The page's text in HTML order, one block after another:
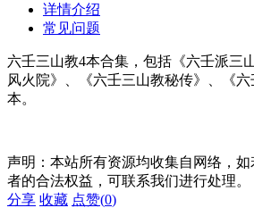
详情介绍
常见问题
六壬三山教4本合集，包括《六壬派三
风火院》、《六壬三山教秘传》、《
本。
声明：本站所有资源均收集自网络，
者的合法权益，可联系我们进行处理。
分享 收藏 点赞(0)